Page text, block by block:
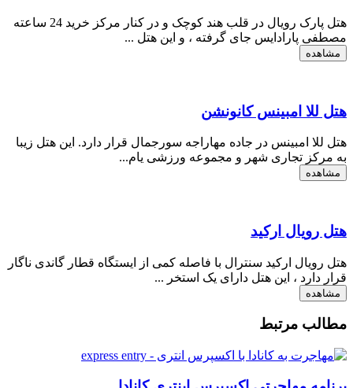
هتل پارک رویال در قلب هند کوچک و در کنار مرکز ​​خرید 24 ساعته
مصطفی پارادایس جای گرفته ، و این هتل ...
مشاهده
هتل للا امبینس کانونشن
هتل للا امبینس در جاده مهاراجه سورجمال قرار دارد. این هتل زیبا
به مرکز تجاری شهر و مجموعه ورزشی یام...
مشاهده
هتل رویال ارکید
هتل رویال ارکید سنترال با فاصله کمی از ایستگاه قطار گاندی ناگار
قرار دارد ، این هتل دارای یک استخر ...
مشاهده
مطالب مرتبط